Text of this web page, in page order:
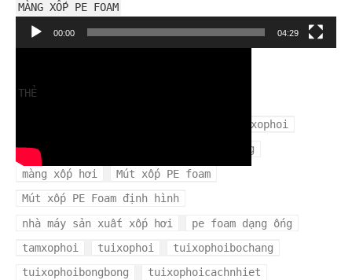
MÀNG XỐP PE FOAM
Trình
chơi
00:00 04:29
THẺ
mangxophoi
mua xốp hơi ở đâu
màng xốp bọc hàng
màng xốp hơi
Mút xốp PE foam
Mút xốp PE Foam định hình
nhà máy sản xuất xốp hơi
pe foam dạng ống
tamxophoi
tuixophoi
tuixophoibochang
tuixophoibongbong
tuixophoicachnhiet